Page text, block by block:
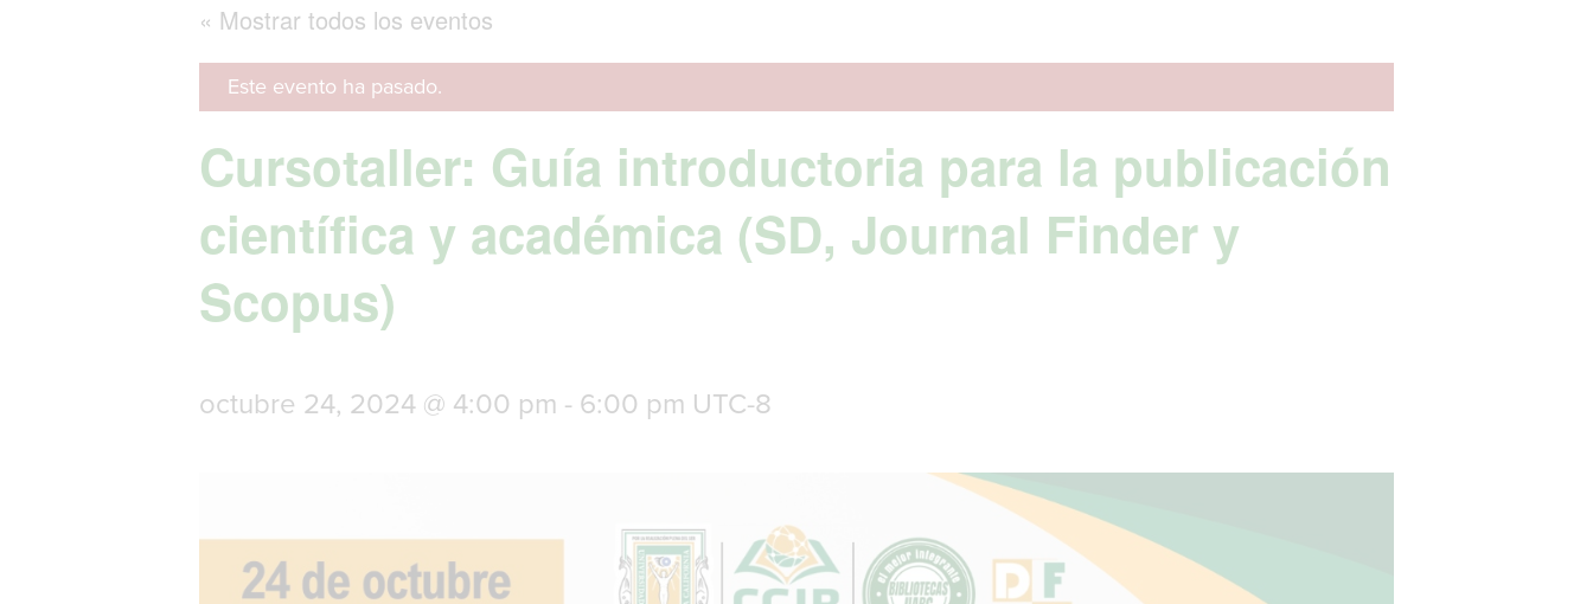
« Mostrar todos los eventos
Este evento ha pasado.
Cursotaller: Guía introductoria para la publicación
científica y académica (SD, Journal Finder y
Scopus)
octubre 24, 2024 @ 4:00 pm - 6:00 pm UTC-8